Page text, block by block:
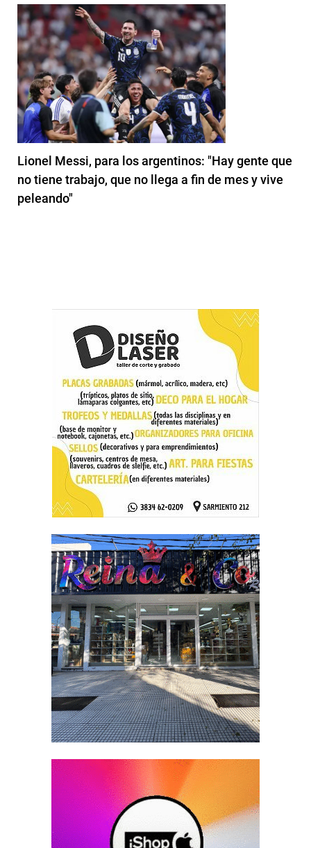
Lionel Messi, para los argentinos: "Hay gente que
no tiene trabajo, que no llega a fin de mes y vive
peleando"